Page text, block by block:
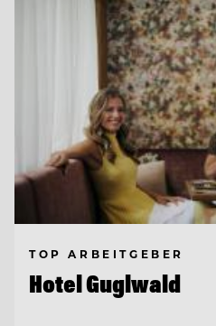
TOP ARBEITGEBER
Hotel Guglwald